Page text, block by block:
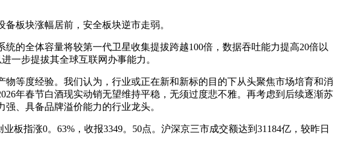
板块涨幅居前，安全板块逆市走弱。
的全体容量将较第一代卫星收集提拔跨越100倍，数据吞吐能力提高20倍以
一步提拔其全球互联网办事能力。
等度经验。我们认为，行业或正在新和新标的目的下从头聚焦市场培育和消
年春节白酒现实动销无望维持平稳，无须过度悲不雅。再考虑到后续逐渐苏
、具备品牌溢价能力的行业龙头。
指涨0。63%，收报3349。50点。沪深京三市成交额达到31184亿，较昨日